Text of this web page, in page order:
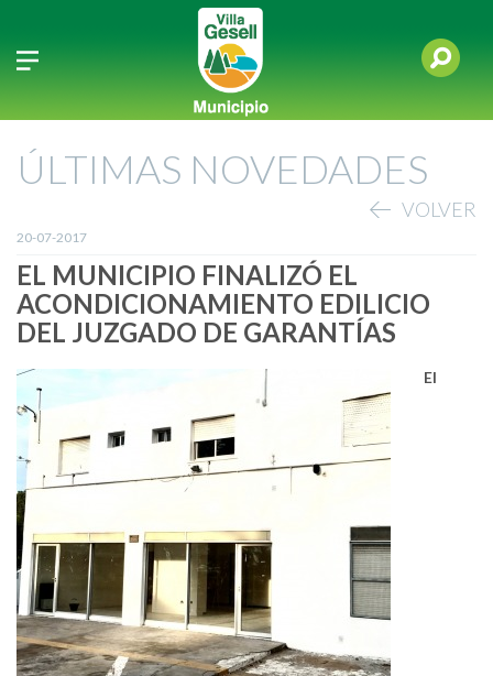
ÚLTIMAS NOVEDADES
VOLVER
20-07-2017
EL MUNICIPIO FINALIZÓ EL
ACONDICIONAMIENTO EDILICIO
DEL JUZGADO DE GARANTÍAS
El